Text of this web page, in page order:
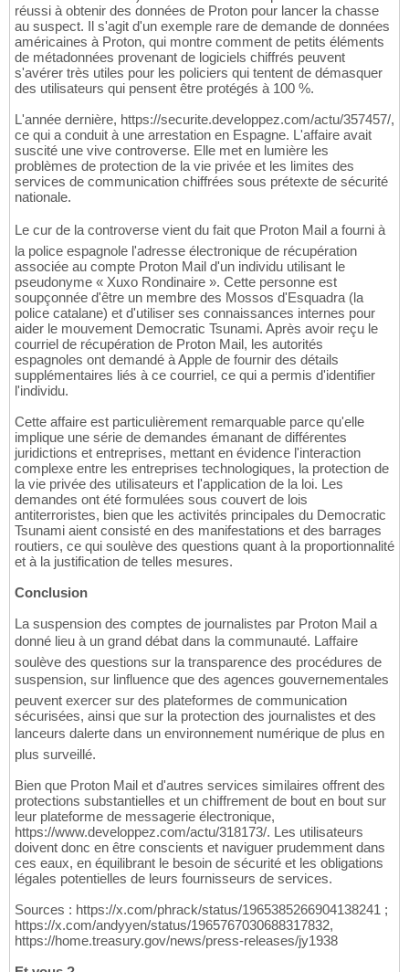
réussi à obtenir des données de Proton pour lancer la chasse
au suspect. Il s'agit d'un exemple rare de demande de données
américaines à Proton, qui montre comment de petits éléments
de métadonnées provenant de logiciels chiffrés peuvent
s'avérer très utiles pour les policiers qui tentent de démasquer
des utilisateurs qui pensent être protégés à 100 %.
L'année dernière, https://securite.developpez.com/actu/357457/,
ce qui a conduit à une arrestation en Espagne. L'affaire avait
suscité une vive controverse. Elle met en lumière les
problèmes de protection de la vie privée et les limites des
services de communication chiffrées sous prétexte de sécurité
nationale.
Le cur de la controverse vient du fait que Proton Mail a fourni à
la police espagnole l'adresse électronique de récupération
associée au compte Proton Mail d'un individu utilisant le
pseudonyme « Xuxo Rondinaire ». Cette personne est
soupçonnée d'être un membre des Mossos d'Esquadra (la
police catalane) et d'utiliser ses connaissances internes pour
aider le mouvement Democratic Tsunami. Après avoir reçu le
courriel de récupération de Proton Mail, les autorités
espagnoles ont demandé à Apple de fournir des détails
supplémentaires liés à ce courriel, ce qui a permis d'identifier
l'individu.
Cette affaire est particulièrement remarquable parce qu'elle
implique une série de demandes émanant de différentes
juridictions et entreprises, mettant en évidence l'interaction
complexe entre les entreprises technologiques, la protection de
la vie privée des utilisateurs et l'application de la loi. Les
demandes ont été formulées sous couvert de lois
antiterroristes, bien que les activités principales du Democratic
Tsunami aient consisté en des manifestations et des barrages
routiers, ce qui soulève des questions quant à la proportionnalité
et à la justification de telles mesures.
Conclusion
La suspension des comptes de journalistes par Proton Mail a
donné lieu à un grand débat dans la communauté. Laffaire
soulève des questions sur la transparence des procédures de
suspension, sur linfluence que des agences gouvernementales
peuvent exercer sur des plateformes de communication
sécurisées, ainsi que sur la protection des journalistes et des
lanceurs dalerte dans un environnement numérique de plus en
plus surveillé.
Bien que Proton Mail et d'autres services similaires offrent des
protections substantielles et un chiffrement de bout en bout sur
leur plateforme de messagerie électronique,
https://www.developpez.com/actu/318173/. Les utilisateurs
doivent donc en être conscients et naviguer prudemment dans
ces eaux, en équilibrant le besoin de sécurité et les obligations
légales potentielles de leurs fournisseurs de services.
Sources : https://x.com/phrack/status/1965385266904138241 ;
https://x.com/andyyen/status/1965767030688317832,
https://home.treasury.gov/news/press-releases/jy1938